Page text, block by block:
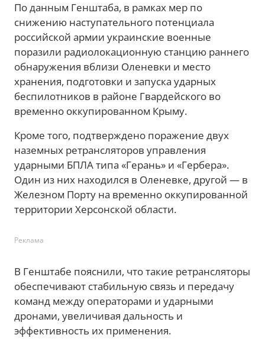
По данным Генштаба, в рамках мер по
снижению наступательного потенциала
российской армии украинские военные
поразили радиолокационную станцию раннего
обнаружения вблизи Оленевки и место
хранения, подготовки и запуска ударных
беспилотников в районе Гвардейского во
временно оккупированном Крыму.
Кроме того, подтверждено поражение двух
наземных ретрансляторов управления
ударными БПЛА типа «Герань» и «Гербера».
Один из них находился в Оленевке, другой — в
Железном Порту на временно оккупированной
территории Херсонской области.
Реклама
В Генштабе пояснили, что такие ретрансляторы
обеспечивают стабильную связь и передачу
команд между операторами и ударными
дронами, увеличивая дальность и
эффективность их применения.